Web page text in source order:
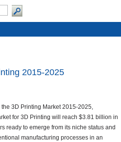
2015-2025
3D Printing Market 2015-2025,
for 3D Printing will reach $3.81 billion in
ready to emerge from its niche status and
manufacturing processes in an